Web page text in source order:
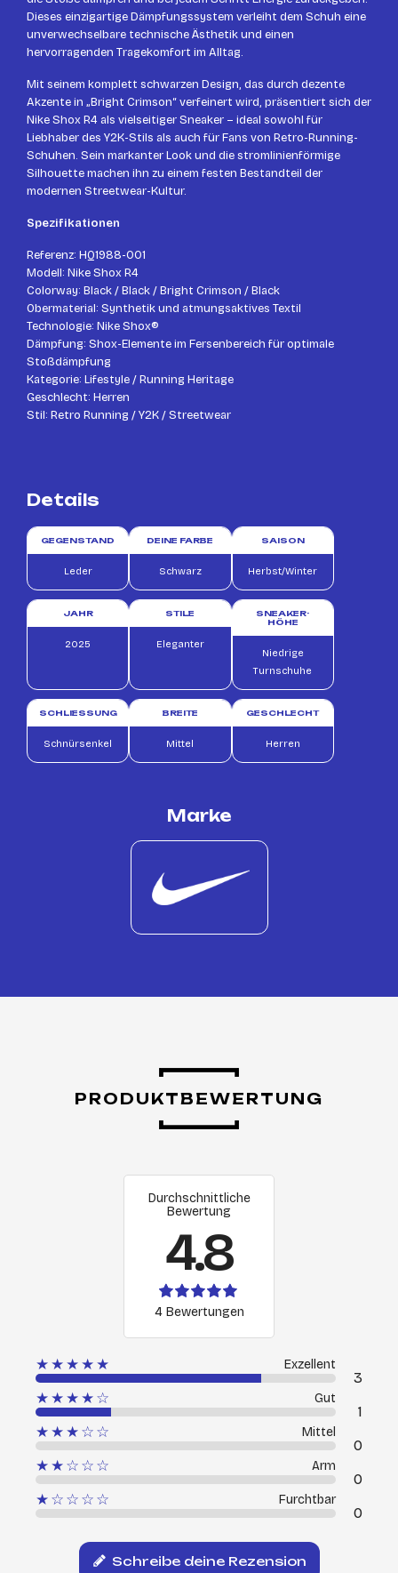
Dieses einzigartige Dämpfungssystem verleiht dem Schuh eine
unverwechselbare technische Ästhetik und einen
hervorragenden Tragekomfort im Alltag.
Mit seinem komplett schwarzen Design, das durch dezente
Akzente in „Bright Crimson“ verfeinert wird, präsentiert sich der
Nike Shox R4 als vielseitiger Sneaker – ideal sowohl für
Liebhaber des Y2K-Stils als auch für Fans von Retro-Running-
Schuhen. Sein markanter Look und die stromlinienförmige
Silhouette machen ihn zu einem festen Bestandteil der
modernen Streetwear-Kultur.
Spezifikationen
Referenz: HQ1988-001
Modell: Nike Shox R4
Colorway: Black / Black / Bright Crimson / Black
Obermaterial: Synthetik und atmungsaktives Textil
Technologie: Nike Shox®
Dämpfung: Shox-Elemente im Fersenbereich für optimale
Stoßdämpfung
Kategorie: Lifestyle / Running Heritage
Geschlecht: Herren
Stil: Retro Running / Y2K / Streetwear
Details
GEGENSTAND
Leder
DEINE FARBE
Schwarz
SAISON
Herbst/Winter
JAHR
2025
STILE
Eleganter
SNEAKER-
HÖHE
Niedrige
Turnschuhe
SCHLIESSUNG
Schnürsenkel
BREITE
Mittel
GESCHLECHT
Herren
Marke
PRODUKTBEWERTUNG
Durchschnittliche
Bewertung
4.8
4 Bewertungen
★★★★★ Exzellent
3
★★★★☆
Gut
1
★★★☆☆
Mittel
0
★★☆☆☆
Arm
0
★☆☆☆☆
Furchtbar
0
Schreibe deine Rezension